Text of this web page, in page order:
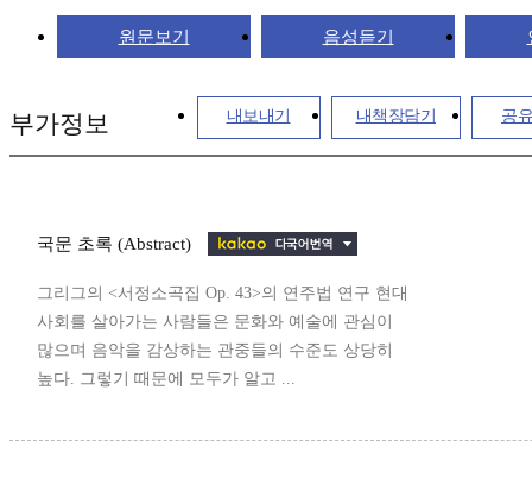
원문보기 음성듣기
내보내기 내책장담기 공
부가정보
국문 초록 (Abstract)
그리그의 <서정소곡집 Op. 43>의 연주법 연구 현대
사회를 살아가는 사람들은 문화와 예술에 관심이
많으며 음악을 감상하는 관중들의 수준도 상당히
높다. 그렇기 때문에 모두가 알고 ...